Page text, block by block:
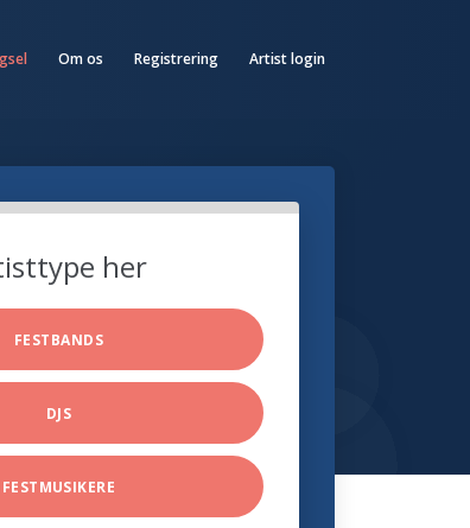
Om os Registrering Artist login
her
FESTBANDS
DJS
FESTMUSIKERE